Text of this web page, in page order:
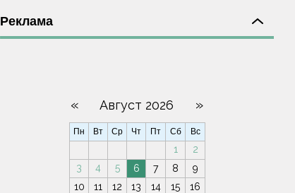
Реклама
« Август 2026 »
Пн Вт Ср Чт Пт Сб Вс
1
2
3
4 5 6 7 8
9
10
11 12 13 14 15
16